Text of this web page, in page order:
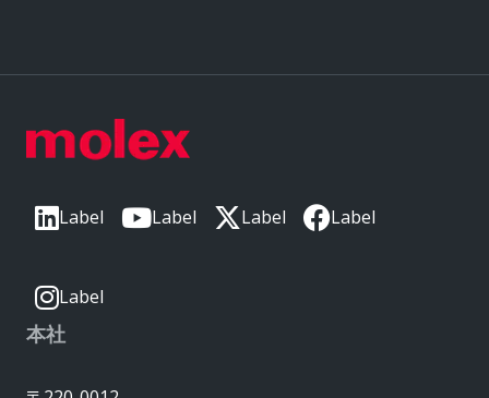
Label Label Label Label
Label
本社